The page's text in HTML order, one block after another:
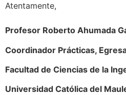
Atentamente,
Profesor Roberto Ahumada
Coordinador Prácticas,
Facultad de Ciencias de la
Universidad Católica del